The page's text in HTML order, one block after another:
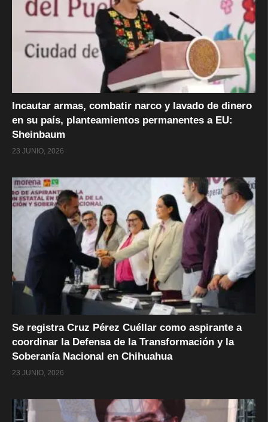
Incautar armas, combatir narco y lavado de dinero
en su país, planteamientos permanentes a EU:
Sheinbaum
23 JUNIO, 2026
Se registra Cruz Pérez Cuéllar como aspirante a
coordinar la Defensa de la Transformación y la
Soberanía Nacional en Chihuahua
23 JUNIO, 2026